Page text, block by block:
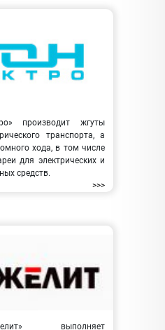
производит жгуты
транспорта, а
хода, в том числе
для электрических и
средств.
>>>
выполняет